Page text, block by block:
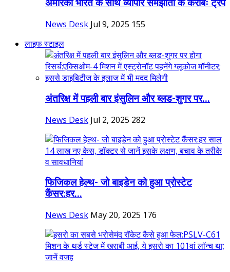
अमेरिका भारत के साथ व्यापार समझौता के करीबः ट्रंप
News Desk Jul 9, 2025 155
लाइफ स्टाइल
अंतरिक्ष में पहली बार इंसुलिन और ब्लड-शुगर पर...
News Desk Jul 2, 2025 282
फिजिकल हेल्थ- जो बाइडेन को हुआ प्रोस्टेट
कैंसर:हर...
News Desk May 20, 2025 176